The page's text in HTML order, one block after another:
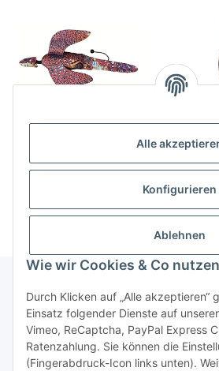
Alle
Konfigurieren
Ablehnen
Wie wir Cookies & Co nutzen
Durch Klicken auf „Alle akzeptieren“
Einsatz folgender Dienste auf
Vimeo, ReCaptcha, PayPal Express
Ratenzahlung. Sie können die
(Fingerabdruck-Icon links unten).
Preise nach Anmeldung
Preise
Informationen
Gesetzliche Informationen